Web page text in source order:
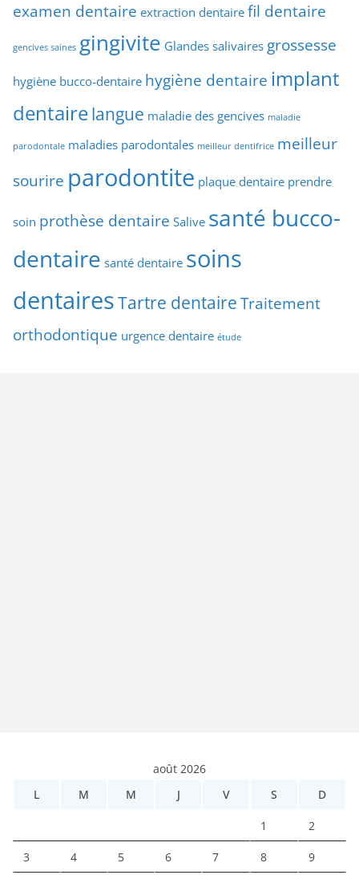
examen dentaire extraction dentaire fil dentaire
gencives saines gingivite Glandes salivaires grossesse
hygiène bucco-dentaire hygiène dentaire implant
dentairelangue maladie des gencives maladie
parodontale maladies parodontales meilleur dentifrice meilleur
sourire parodontite plaque dentaire prendre
soin prothèse dentaire Salive santé bucco-
dentaire santé dentaire soins
dentairesTartre dentaire Traitement
orthodontique urgence dentaire étude
août 2026
L
M M J V S D
1 2
3 4 5 6 7 8 9